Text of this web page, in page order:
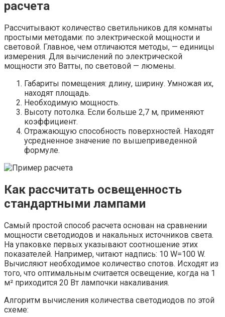
расчета
Рассчитывают количество светильников для комнаты
простыми методами: по электрической мощности и
световой. Главное, чем отличаются методы, — единицы
измерения. Для вычислений по электрической
мощности это Ватты, по световой — люмены.
Габариты помещения: длину, ширину. Умножая их,
находят площадь.
Необходимую мощность.
Высоту потолка. Если больше 2,7 м, применяют
коэффициент.
Отражающую способность поверхностей. Находят
усредненное значение по вышеприведенной
формуле.
Как рассчитать освещенность
стандартными лампами
Самый простой способ расчета основан на сравнении
мощности светодиодов и накальных источников света.
На упаковке первых указывают соотношение этих
показателей. Например, читают надпись: 10 W=100 W.
Вычисляют необходимое количество спотов. Исходят из
того, что оптимальным считается освещение, когда на 1
м² приходится 20 Вт лампочки накаливания.
Алгоритм вычисления количества светодиодов по этой
схеме: